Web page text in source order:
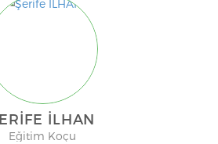
İLHAN
Eğitim Koçu